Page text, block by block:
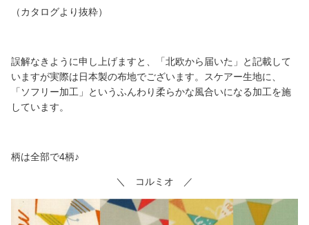
（カタログより抜粋）
誤解なきように申し上げますと、「北欧から届いた」と記載して
いますが実際は日本製の布地でございます。スケアー生地に、
「ソフリー加工」というふんわり柔らかな風合いになる加工を施
しています。
柄は全部で4柄♪
＼ コルミオ ／